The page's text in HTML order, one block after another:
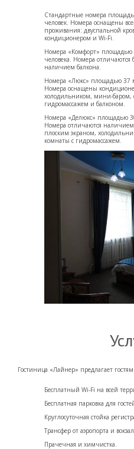
Стандартные номера
человек. Номера оснащены
проживания: двуспальной
кондиционером и Wi-Fi.
Номера «Комфорт» площадью
человека. Номера отличаются
наличием балкона.
Номера «Люкс» площадью 37
Номера оснащены
холодильником, мини-баром,
гидромассажем и балконом.
Номера «Делюкс» площадью
Номера отличаются наличием
плоским экраном,
комнаты с гидромассажем.
Гостиница «Лайнер» предлагает
Бесплатный Wi-Fi на всей
Бесплатная парковка для
Круглосуточная стойка
Трансфер от аэропорта и
Прачечная и химчистка.